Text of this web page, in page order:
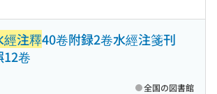
經注釋40卷附録2卷水經注箋刊
12卷
全国の図書館